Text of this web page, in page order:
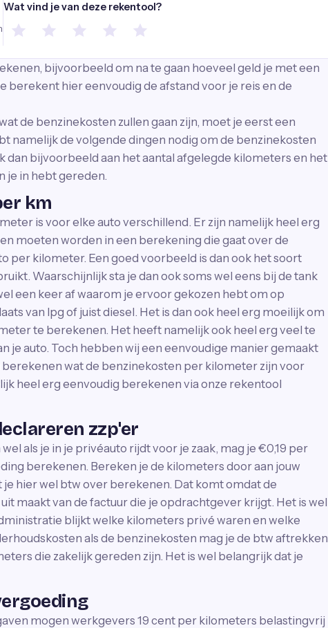
Wat vind je van deze rekentool?
bijvoorbeeld om na te gaan hoeveel geld je met een
berekent hier eenvoudig de afstand voor je reis en de
de benzinekosten zullen gaan zijn, moet je eerst een
namelijk de volgende dingen nodig om de benzinekosten
dan bijvoorbeeld aan het aantal afgelegde kilometers en het
je in hebt gereden.
km
is voor elke auto verschillend. Er zijn namelijk heel erg
moeten worden in een berekening die gaat over de
per kilometer. Een goed voorbeeld is dan ook het soort
Waarschijnlijk sta je dan ook soms wel eens bij de tank
een keer af waarom je ervoor gekozen hebt om op
van lpg of juist diesel. Het is dan ook heel erg moeilijk om
te berekenen. Het heeft namelijk ook heel erg veel te
je auto. Toch hebben wij een eenvoudige manier gemaakt
berekenen wat de benzinekosten per kilometer zijn voor
heel erg eenvoudig berekenen via onze rekentool
zzp'er
als je in je privéauto rijdt voor je zaak, mag je €0,19 per
berekenen. Bereken je de kilometers door aan jouw
hier wel btw over berekenen. Dat komt omdat de
maakt van de factuur die je opdrachtgever krijgt. Het is wel
blijkt welke kilometers privé waren en welke
als de benzinekosten mag je de btw aftrekken
die zakelijk gereden zijn. Het is wel belangrijk dat je
mogen werkgevers 19 cent per kilometers belastingvrij